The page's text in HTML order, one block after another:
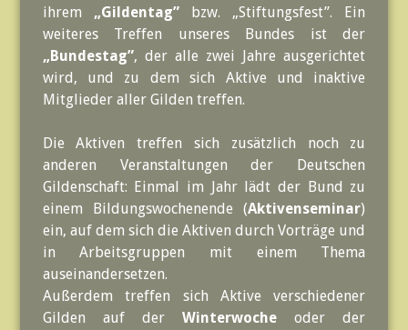
ihrem „Gildentag”bzw. „Stiftungsfest”. Ein
weiteres Treffen unseres Bundes ist der
„Bundestag”, der alle zwei Jahre ausgerichtet
wird, und zu dem sich Aktive und inaktive
Mitglieder aller Gilden treffen.
Die Aktiven treffen sich zusätzlich noch zu
anderen Veranstaltungen der Deutschen
Gildenschaft: Einmal im Jahr lädt der Bund zu
einem Bildungswochenende (Aktivenseminar)
ein, auf dem sich die Aktiven durch Vorträge und
in Arbeitsgruppen mit einem Thema
auseinandersetzen.
Außerdem treffen sich Aktive verschiedener
Gilden auf derWinterwoche oder der